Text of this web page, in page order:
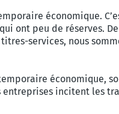
économique.
ont peu de réserves.
services, nous
économique,
entreprises incitent les